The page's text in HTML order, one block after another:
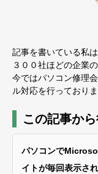
記事を書いている私
３００社ほどの企業
今ではパソコン修理
ル対応を行っておりま
この記事か
パソコンで
イトが毎回表示さ